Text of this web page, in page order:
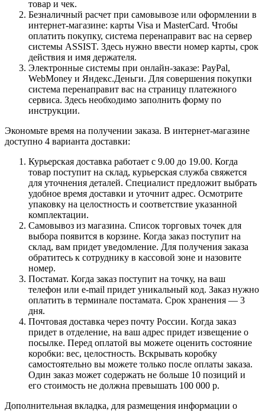
товар и чек.
Безналичный расчет при самовывозе или оформлении в
интернет-магазине: карты Visa и MasterCard. Чтобы
оплатить покупку, система перенаправит вас на сервер
системы ASSIST. Здесь нужно ввести номер карты, срок
действия и имя держателя.
Электронные системы при онлайн-заказе: PayPal,
WebMoney и Яндекс.Деньги. Для совершения покупки
система перенаправит вас на страницу платежного
сервиса. Здесь необходимо заполнить форму по
инструкции.
Экономьте время на получении заказа. В интернет-магазине
доступно 4 варианта доставки:
Курьерская доставка работает с 9.00 до 19.00. Когда
товар поступит на склад, курьерская служба свяжется
для уточнения деталей. Специалист предложит выбрать
удобное время доставки и уточнит адрес. Осмотрите
упаковку на целостность и соответствие указанной
комплектации.
Самовывоз из магазина. Список торговых точек для
выбора появится в корзине. Когда заказ поступит на
склад, вам придет уведомление. Для получения заказа
обратитесь к сотруднику в кассовой зоне и назовите
номер.
Постамат. Когда заказ поступит на точку, на ваш
телефон или e-mail придет уникальный код. Заказ нужно
оплатить в терминале постамата. Срок хранения — 3
дня.
Почтовая доставка через почту России. Когда заказ
придет в отделение, на ваш адрес придет извещение о
посылке. Перед оплатой вы можете оценить состояние
коробки: вес, целостность. Вскрывать коробку
самостоятельно вы можете только после оплаты заказа.
Один заказ может содержать не больше 10 позиций и
его стоимость не должна превышать 100 000 р.
Дополнительная вкладка, для размещения информации о